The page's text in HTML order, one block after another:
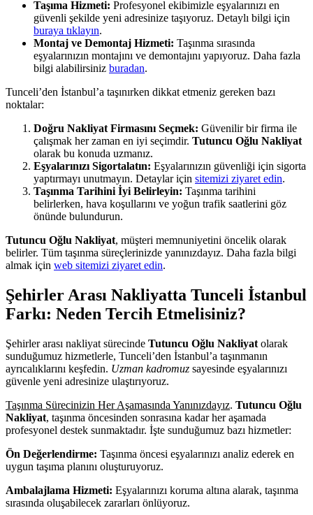
Taşıma Hizmeti: Profesyonel ekibimizle eşyalarınızı en
güvenli şekilde yeni adresinize taşıyoruz. Detaylı bilgi için
buraya tıklayın.
Montaj ve Demontaj Hizmeti: Taşınma sırasında
eşyalarınızın montajını ve demontajını yapıyoruz. Daha fazla
bilgi alabilirsiniz buradan.
Tunceli’den İstanbul’a taşınırken dikkat etmeniz gereken bazı
noktalar:
Doğru Nakliyat Firmasını Seçmek: Güvenilir bir firma ile
çalışmak her zaman en iyi seçimdir. Tutuncu Oğlu Nakliyat
olarak bu konuda uzmanız.
Eşyalarınızı Sigortalatın: Eşyalarınızın güvenliği için sigorta
yaptırmayı unutmayın. Detaylar için sitemizi ziyaret edin.
Taşınma Tarihini İyi Belirleyin: Taşınma tarihini
belirlerken, hava koşullarını ve yoğun trafik saatlerini göz
önünde bulundurun.
Tutuncu Oğlu Nakliyat, müşteri memnuniyetini öncelik olarak
belirler. Tüm taşınma süreçlerinizde yanınızdayız. Daha fazla bilgi
almak için web sitemizi ziyaret edin.
Şehirler Arası Nakliyatta Tunceli İstanbul
Farkı: Neden Tercih Etmelisiniz?
Şehirler arası nakliyat sürecinde Tutuncu Oğlu Nakliyat olarak
sunduğumuz hizmetlerle, Tunceli’den İstanbul’a taşınmanın
ayrıcalıklarını keşfedin. Uzman kadromuz sayesinde eşyalarınızı
güvenle yeni adresinize ulaştırıyoruz.
Taşınma Sürecinizin Her Aşamasında Yanınızdayız. Tutuncu Oğlu
Nakliyat, taşınma öncesinden sonrasına kadar her aşamada
profesyonel destek sunmaktadır. İşte sunduğumuz bazı hizmetler:
Ön Değerlendirme: Taşınma öncesi eşyalarınızı analiz ederek en
uygun taşıma planını oluşturuyoruz.
Ambalajlama Hizmeti: Eşyalarınızı koruma altına alarak, taşınma
sırasında oluşabilecek zararları önlüyoruz.